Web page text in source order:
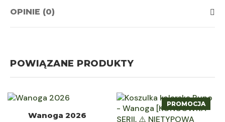
OPINIE (0)
POWIĄZANE PRODUKTY
WYBIERZ
Wanoga 2026
PROMOCJA